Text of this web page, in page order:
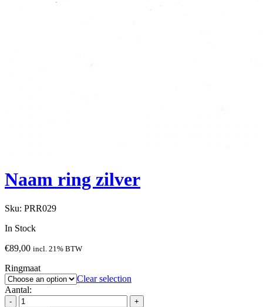
Naam ring zilver
Sku: PRR029
In Stock
€89,00 incl. 21% BTW
Ringmaat
Clear selection
Aantal: